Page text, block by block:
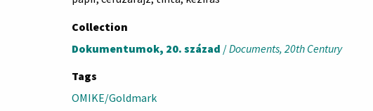
Collection
Dokumentumok, 20. század /Documents, 20th Century
Tags
OMIKE/Goldmark